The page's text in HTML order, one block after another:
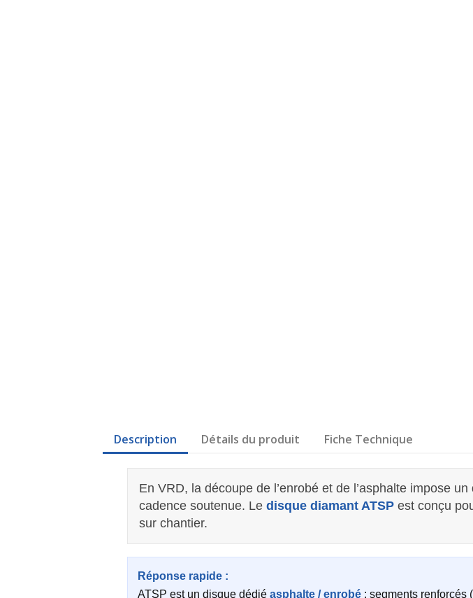
Description Détails du produit Fiche Technique
En VRD, la découpe de l’enrobé et de l’asphalte impose
cadence soutenue. Le disque diamant ATSP est conçu
sur chantier.
Réponse rapide :
ATSP est un disque dédié asphalte / enrobé : segments renforcés